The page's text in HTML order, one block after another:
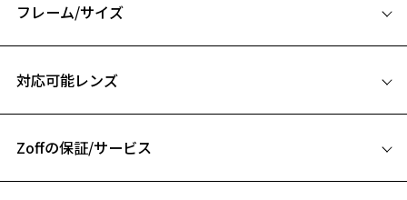
CLASSIC(クラシック) 特集ページをみる
ズ、汚れなどがあるB級品ではございません。
フレーム/サイズ
B ブリッジ(鼻部分)の横幅：19mm
対応可能レンズ
フレームとレンズの合計料金を知りたい方へ
Zoffの保証/サービス